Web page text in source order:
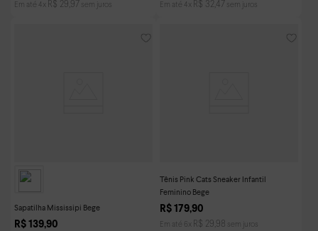
Em até x R$ 29,97 sem juros Em até x R$ 32,47 sem juros
Sapatilha Mississipi Bege
R$ 139,90
Tênis Pink Cats Sneaker Infantil
Feminino Bege
R$ 179,90
Em até x R$ 29,98 sem juros